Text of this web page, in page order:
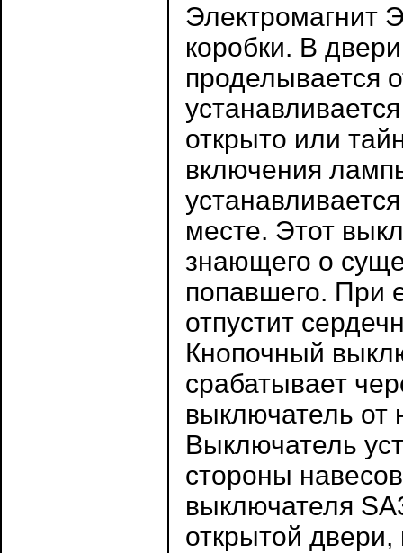
Электромагнит
коробки. В
проделывается
открыто или
включения
месте. Этот
знающего о
попавшего. При
отпустит
Кнопочный
срабатывает
выключатель от
Выключатель
стороны
выключателя
открытой